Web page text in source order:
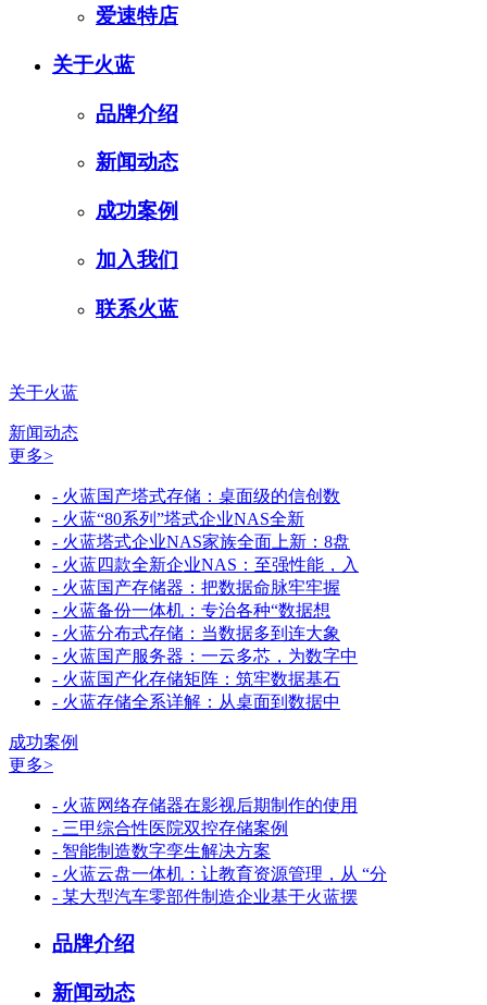
爱速特店
关于火蓝
品牌介绍
新闻动态
成功案例
加入我们
联系火蓝
关于火蓝
新闻动态
更多>
- 火蓝国产塔式存储：桌面级的信创数
- 火蓝“80系列”塔式企业NAS全新
- 火蓝塔式企业NAS家族全面上新：8盘
- 火蓝四款全新企业NAS：至强性能，入
- 火蓝国产存储器：把数据命脉牢牢握
- 火蓝备份一体机：专治各种“数据想
- 火蓝分布式存储：当数据多到连大象
- 火蓝国产服务器：一云多芯，为数字中
- 火蓝国产化存储矩阵：筑牢数据基石
- 火蓝存储全系详解：从桌面到数据中
成功案例
更多>
- 火蓝网络存储器在影视后期制作的使用
- 三甲综合性医院双控存储案例
- 智能制造数字孪生解决方案
- 火蓝云盘一体机：让教育资源管理，从 “分
- 某大型汽车零部件制造企业基于火蓝摆
品牌介绍
新闻动态